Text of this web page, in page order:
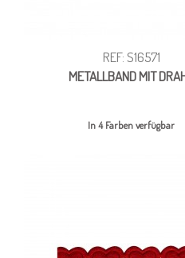
REF: S16571
METALLBAND MIT
In 4 Farben verfügbar